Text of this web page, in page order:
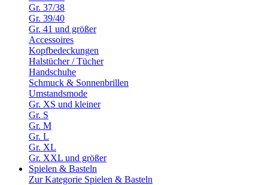
Gr. 37/38
Gr. 39/40
Gr. 41 und größer
Accessoires
Kopfbedeckungen
Halstücher / Tücher
Handschuhe
Schmuck & Sonnenbrillen
Umstandsmode
Gr. XS und kleiner
Gr. S
Gr. M
Gr. L
Gr. XL
Gr. XXL und größer
Spielen & Basteln
Zur Kategorie Spielen & Basteln